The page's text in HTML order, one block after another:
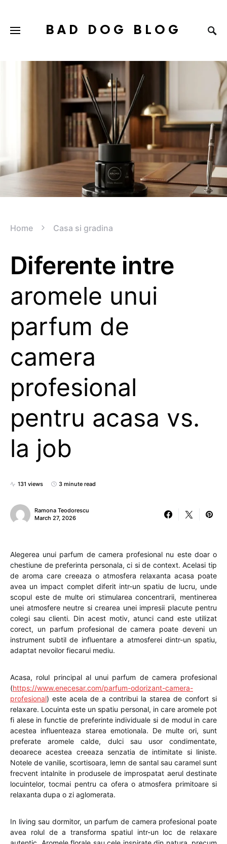
BAD DOG BLOG
Home Casa si gradina
Diferente intre
aromele unui
parfum de
camera
profesional
pentru acasa vs.
la job
131 views 3 minute read
Ramona Teodorescu
March 27, 2026
Alegerea unui parfum de camera profesional nu este doar o
chestiune de preferinta personala, ci si de context. Acelasi tip
de aroma care creeaza o atmosfera relaxanta acasa poate
avea un impact complet diferit intr-un spatiu de lucru, unde
scopul este de multe ori stimularea concentrarii, mentinerea
unei atmosfere neutre si crearea unei impresii placute pentru
colegi sau clienti. Din acest motiv, atunci cand este utilizat
corect, un parfum profesional de camera poate deveni un
instrument subtil de influentare a atmosferei dintr-un spatiu,
adaptat nevoilor fiecarui mediu.
Acasa, rolul principal al unui parfum de camera profesional
(https://www.enecesar.com/parfum-odorizant-camera-
profesional) este acela de a contribui la starea de confort si
relaxare. Locuinta este un spatiu personal, in care aromele pot
fi alese in functie de preferinte individuale si de modul in care
acestea influenteaza starea emotionala. De multe ori, sunt
preferate aromele calde, dulci sau usor condimentate,
deoarece acestea creeaza senzatia de intimitate si liniste.
Notele de vanilie, scortisoara, lemn de santal sau caramel sunt
frecvent intalnite in produsele de improspatat aerul destinate
locuintelor, tocmai pentru ca ofera o atmosfera primitoare si
relaxanta dupa o zi aglomerata.
In living sau dormitor, un parfum de camera profesional poate
avea rolul de a transforma spatiul intr-un loc de relaxare